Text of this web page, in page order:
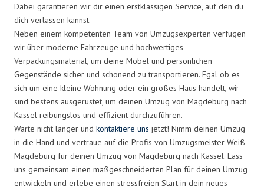
Dabei garantieren wir dir einen erstklassigen Service, auf den du
dich verlassen kannst.
Neben einem kompetenten Team von Umzugsexperten verfügen
wir über moderne Fahrzeuge und hochwertiges
Verpackungsmaterial, um deine Möbel und persönlichen
Gegenstände sicher und schonend zu transportieren. Egal ob es
sich um eine kleine Wohnung oder ein großes Haus handelt, wir
sind bestens ausgerüstet, um deinen Umzug von Magdeburg nach
Kassel reibungslos und effizient durchzuführen.
Warte nicht länger und kontaktiere uns jetzt! Nimm deinen Umzug
in die Hand und vertraue auf die Profis von Umzugsmeister Weiß
Magdeburg für deinen Umzug von Magdeburg nach Kassel. Lass
uns gemeinsam einen maßgeschneiderten Plan für deinen Umzug
entwickeln und erlebe einen stressfreien Start in dein neues